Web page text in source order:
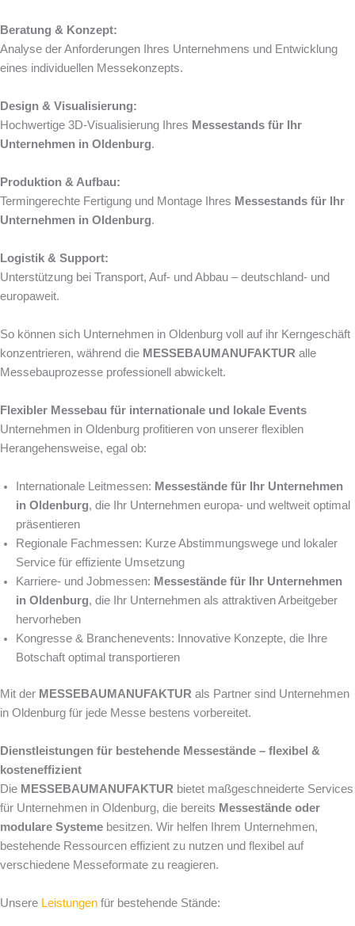
Beratung & Konzept:
Analyse der Anforderungen Ihres Unternehmens und Entwicklung
eines individuellen Messekonzepts.
Design & Visualisierung:
Hochwertige 3D-Visualisierung Ihres Messestands für Ihr
Unternehmen in Oldenburg.
Produktion & Aufbau:
Termingerechte Fertigung und Montage Ihres Messestands für Ihr
Unternehmen in Oldenburg.
Logistik & Support:
Unterstützung bei Transport, Auf- und Abbau – deutschland- und
europaweit.
So können sich Unternehmen in Oldenburg voll auf ihr Kerngeschäft
konzentrieren, während die MESSEBAUMANUFAKTUR alle
Messebauprozesse professionell abwickelt.
Flexibler Messebau für internationale und lokale Events
Unternehmen in Oldenburg profitieren von unserer flexiblen
Herangehensweise, egal ob:
Internationale Leitmessen: Messestände für Ihr Unternehmen
in Oldenburg, die Ihr Unternehmen europa- und weltweit optimal
präsentieren
Regionale Fachmessen: Kurze Abstimmungswege und lokaler
Service für effiziente Umsetzung
Karriere- und Jobmessen: Messestände für Ihr Unternehmen
in Oldenburg, die Ihr Unternehmen als attraktiven Arbeitgeber
hervorheben
Kongresse & Branchenevents: Innovative Konzepte, die Ihre
Botschaft optimal transportieren
Mit der MESSEBAUMANUFAKTUR als Partner sind Unternehmen
in Oldenburg für jede Messe bestens vorbereitet.
Dienstleistungen für bestehende Messestände – flexibel &
kosteneffizient
Die MESSEBAUMANUFAKTUR bietet maßgeschneiderte Services
für Unternehmen in Oldenburg, die bereits Messestände oder
modulare Systeme besitzen. Wir helfen Ihrem Unternehmen,
bestehende Ressourcen effizient zu nutzen und flexibel auf
verschiedene Messeformate zu reagieren.
Unsere Leistungen für bestehende Stände: